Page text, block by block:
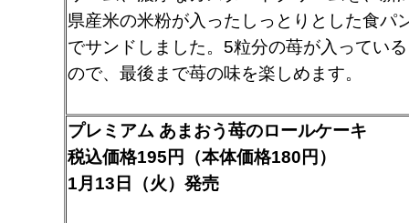
県産米の米粉が入ったしっとりとした食パ
でサンドしました。5粒分の苺が入っている
ので、最後まで苺の味を楽しめます。
プレミアム あまおう苺のロールケーキ
税込価格195円（本体価格180円）
1月13日（火）発売